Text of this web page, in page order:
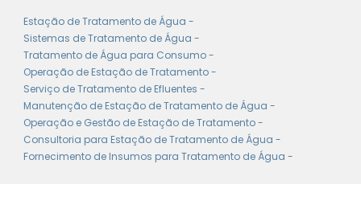
Estação de Tratamento de Água -
Sistemas de Tratamento de Água -
Tratamento de Água para Consumo -
Operação de Estação de Tratamento -
Serviço de Tratamento de Efluentes -
Manutenção de Estação de Tratamento de Água -
Operação e Gestão de Estação de Tratamento -
Consultoria para Estação de Tratamento de Água -
Fornecimento de Insumos para Tratamento de Água -